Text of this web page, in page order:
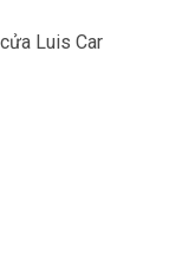
Luis Car